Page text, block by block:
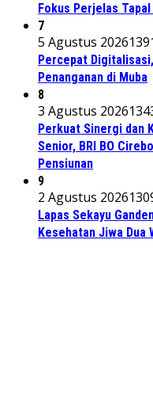
Fokus Perjelas
7
5 Agustus 2026
Percepat
Penanganan di Muba
8
3 Agustus 2026
Perkuat Sinergi dan
Senior, BRI BO
Pensiunan
9
2 Agustus 2026
Lapas Sekayu
Kesehatan Jiwa Dua